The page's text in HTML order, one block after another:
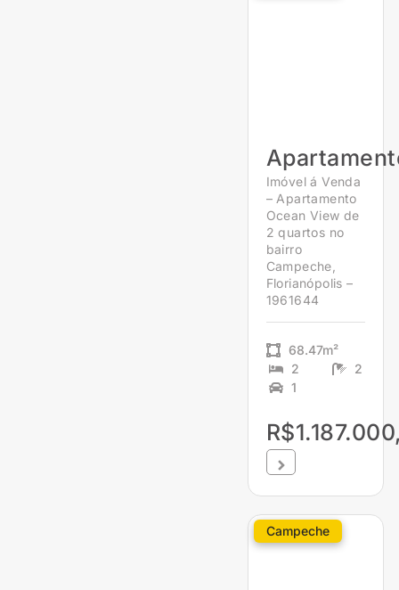
Imóvel á Venda
– Apartamento
Ocean View de
2 quartos no
bairro
Campeche,
Florianópolis –
1961644
68.47m²
2
2
1
Campeche